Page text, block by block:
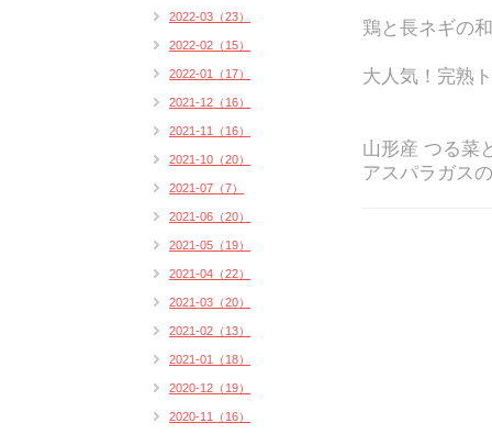
鶏と長ネギの
大人気！完熟
山形産 つる菜
アスパラガス
2022-03（23）
2022-02（15）
2022-01（17）
2021-12（16）
2021-11（16）
2021-10（20）
2021-07（7）
2021-06（20）
2021-05（19）
2021-04（22）
2021-03（20）
2021-02（13）
2021-01（18）
2020-12（19）
2020-11（16）